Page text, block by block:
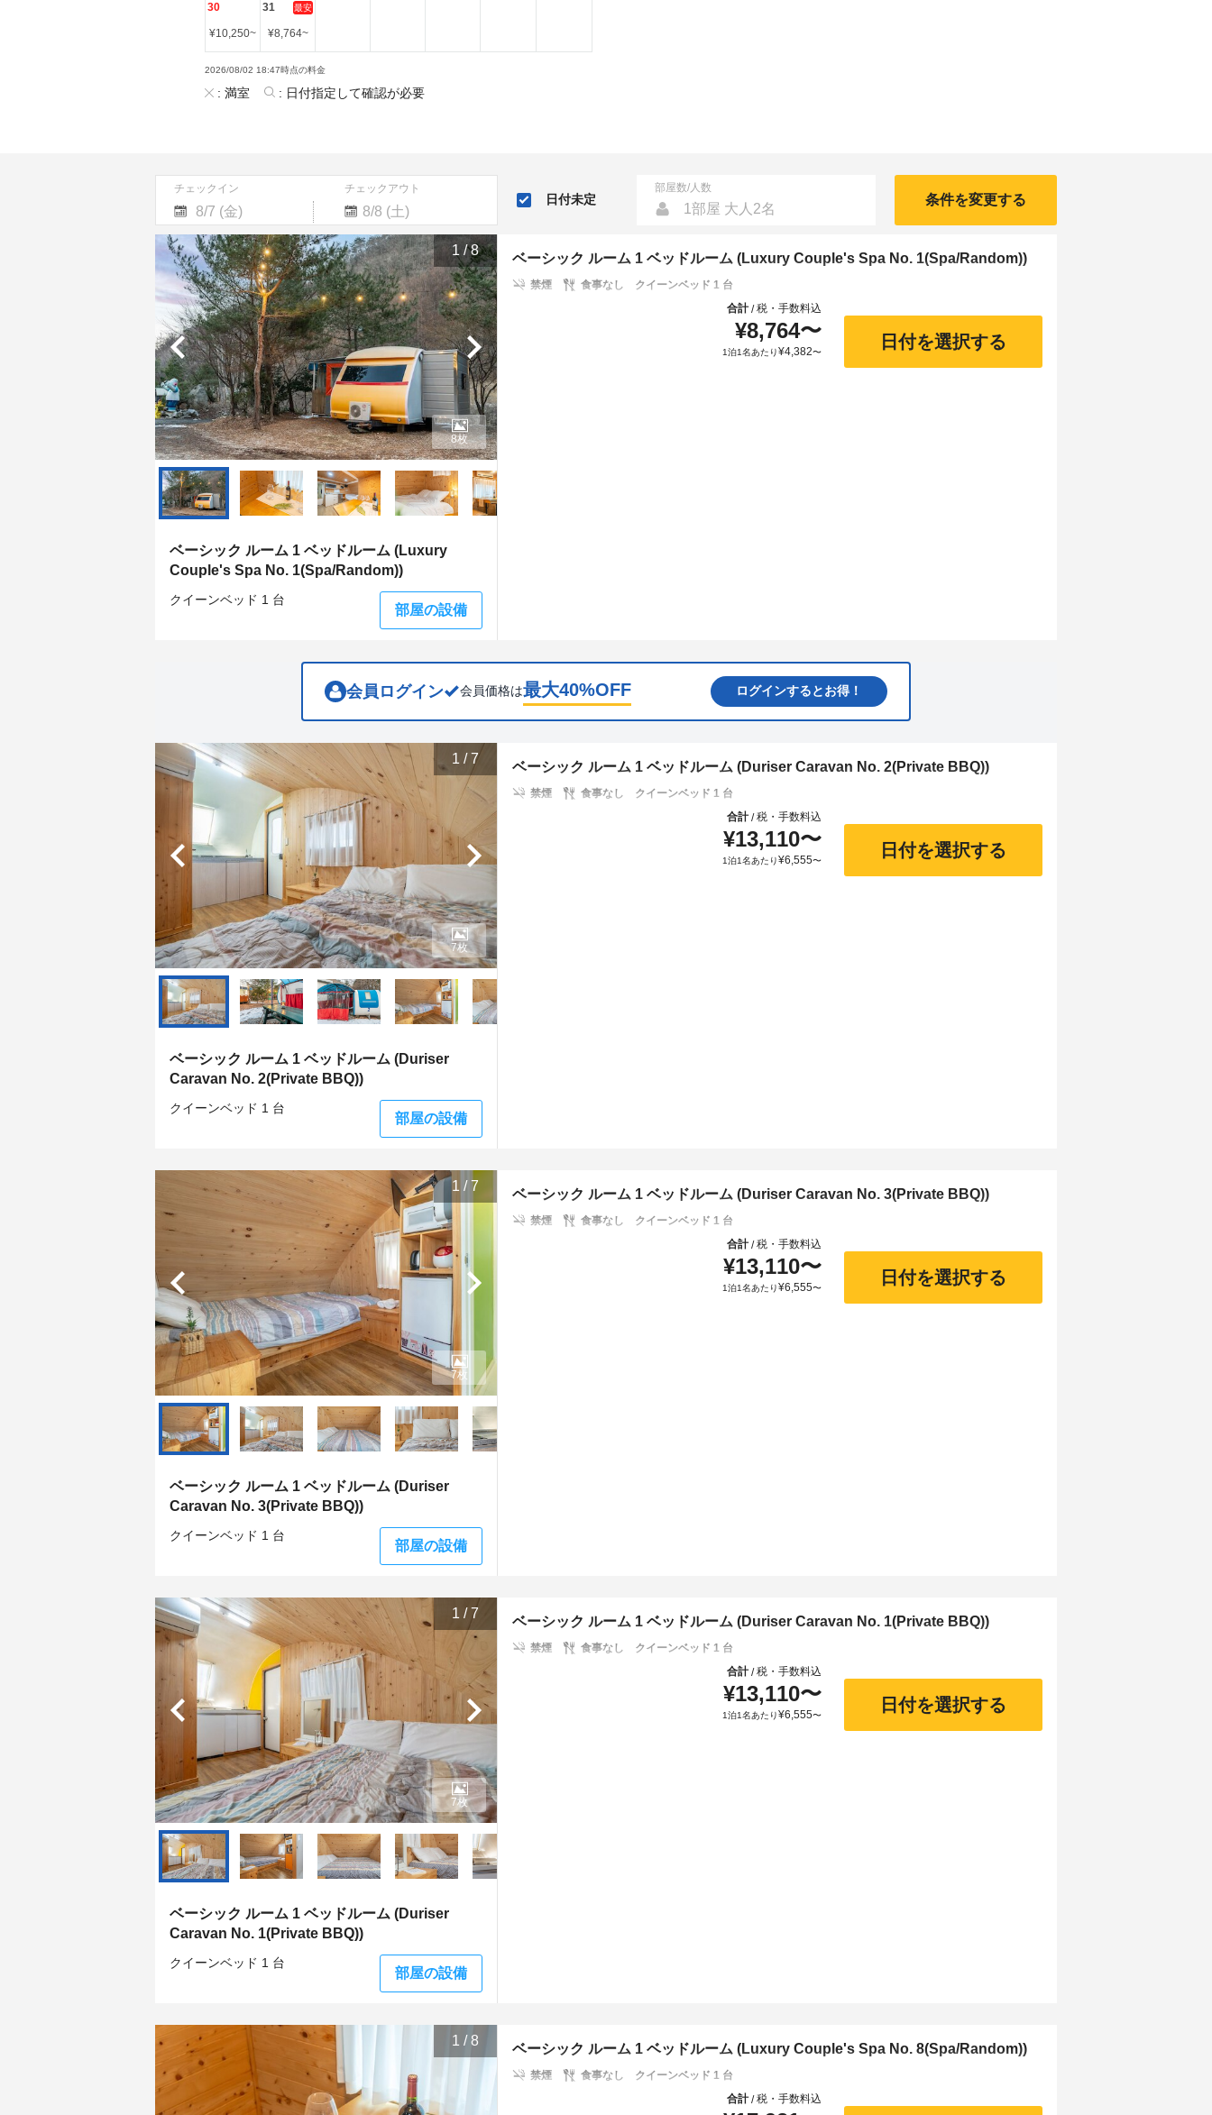
30
¥10,250~
31 最安
¥8,764~
2026/08/02 18:47時点の料金
: 満室 : 日付指定して確認が必要
チェックイン チェックアウト
Navigate
forward
to
interact
with
the
calendar
and
select
a
date.
Press
the
question
mark
key
to
get
the
shortcuts
for
dates.
Navigate
backward
to
interact
with
the
calendar
and
select
a
date.
Press
the
question
mark
key
to
get
shortcuts
for
日付未定
部屋数/人数
1部屋 大人2名
条件を変更する
1 /8
ベーシック ルーム 1 ベッドルーム (Luxury
Couple's Spa No. 1(Spa/Random))
クイーンベッド 1 台
部屋の設備
8枚
ベーシック ルーム 1 ベッドルーム (Luxury Couple's Spa No. 1(Spa/Random))
禁煙 食事なし
クイーンベッド 1 台
合計/税・手数料込
¥8,764〜
1泊1名あたり¥4,382〜
日付を選択する
会員ログイン 会員価格は最大40%OFF ログインするとお得！
1 /7
ベーシック ルーム 1 ベッドルーム (Duriser
Caravan No. 2(Private BBQ))
クイーンベッド 1 台
部屋の設備
7枚
ベーシック ルーム 1 ベッドルーム (Duriser Caravan No. 2(Private BBQ))
禁煙 食事なし
クイーンベッド 1 台
合計/税・手数料込
¥13,110〜
1泊1名あたり¥6,555〜
日付を選択する
1 /7
ベーシック ルーム 1 ベッドルーム (Duriser
Caravan No. 3(Private BBQ))
クイーンベッド 1 台
部屋の設備
7枚
ベーシック ルーム 1 ベッドルーム (Duriser Caravan No. 3(Private BBQ))
禁煙 食事なし
クイーンベッド 1 台
合計/税・手数料込
¥13,110〜
1泊1名あたり¥6,555〜
日付を選択する
1 /7
ベーシック ルーム 1 ベッドルーム (Duriser
Caravan No. 1(Private BBQ))
クイーンベッド 1 台
部屋の設備
7枚
ベーシック ルーム 1 ベッドルーム (Duriser Caravan No. 1(Private BBQ))
禁煙 食事なし
クイーンベッド 1 台
合計/税・手数料込
¥13,110〜
1泊1名あたり¥6,555〜
日付を選択する
1 /8
ベーシック ルーム 1 ベッドルーム (Luxury Couple's Spa No. 8(Spa/Random))
禁煙 食事なし
クイーンベッド 1 台
合計/税・手数料込